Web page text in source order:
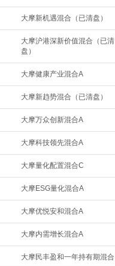
大摩新机遇混合（已清盘）
大摩沪港深新价值混合（已清
盘）
大摩健康产业混合A
大摩新趋势混合（已清盘）
大摩万众创新混合A
大摩科技领先混合A
大摩量化配置混合C
大摩ESG量化混合A
大摩优悦安和混合A
大摩内需增长混合A
大摩民丰盈和一年持有期混合